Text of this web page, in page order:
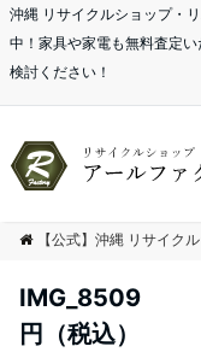
沖縄 リサイクルショップ・
中！家具や家電も無料査定
検討ください！
【公式】沖縄 リサイク
IMG_8509
円（税込）